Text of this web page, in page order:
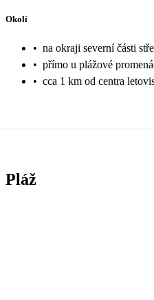
Okolí
• na okraji severní části
• přímo u plážové
• cca 1 km od centra
Pláž